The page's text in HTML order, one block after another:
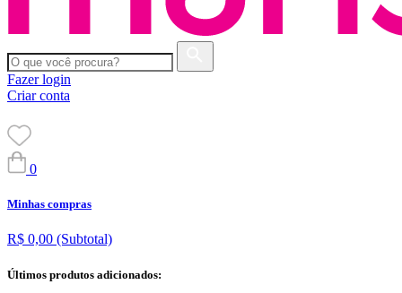
Fazer login
Criar conta
0
Minhas compras
R$ 0,00 (Subtotal)
Últimos produtos adicionados: